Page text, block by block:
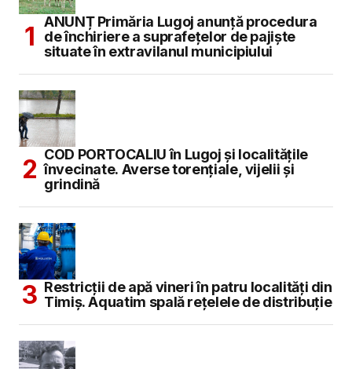
ANUNȚ Primăria Lugoj anunță procedura
de închiriere a suprafețelor de pajiște
situate în extravilanul municipiului
COD PORTOCALIU în Lugoj și localitățile
învecinate. Averse torențiale, vijelii și
grindină
Restricții de apă vineri în patru localități din
Timiș. Aquatim spală rețelele de distribuție